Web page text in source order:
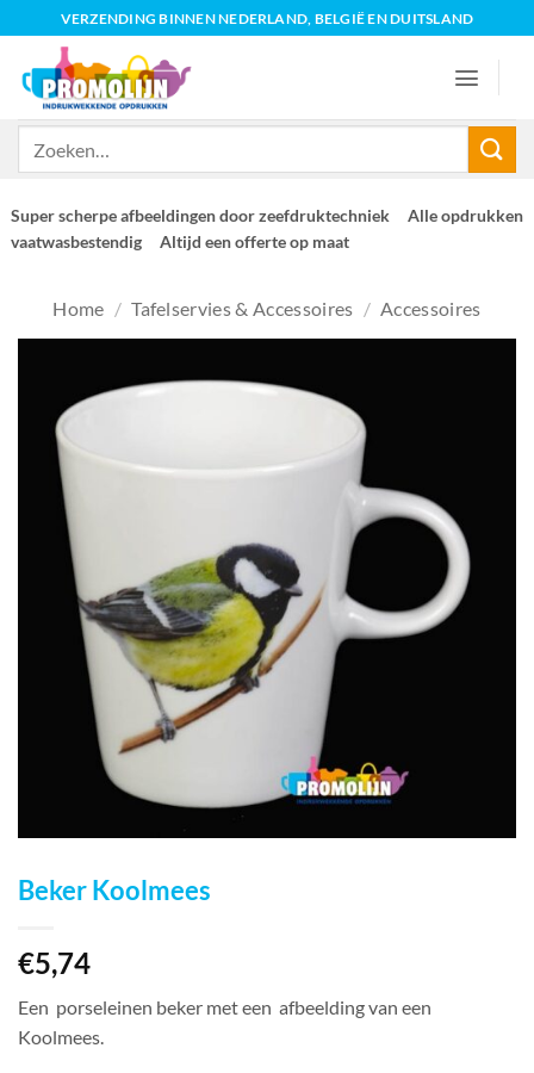
naar
inhoud
VERZENDING BINNEN NEDERLAND, BELGIË EN DUITSLAND
Super scherpe afbeeldingen door zeefdruktechniek Alle opdrukken
vaatwasbestendig Altijd een offerte op maat
Home / Tafelservies & Accessoires / Accessoires
Beker Koolmees
€5,74
Een porseleinen beker met een afbeelding van een
Koolmees.